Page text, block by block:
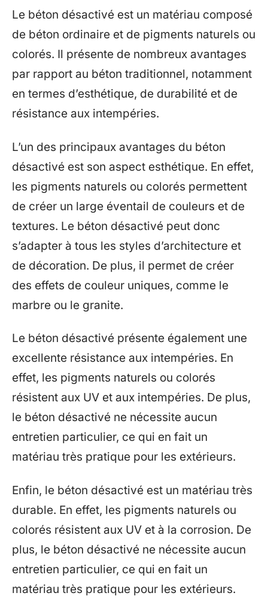
Le béton désactivé est un matériau composé
de béton ordinaire et de pigments naturels ou
colorés. Il présente de nombreux avantages
par rapport au béton traditionnel, notamment
en termes d’esthétique, de durabilité et de
résistance aux intempéries.
L’un des principaux avantages du béton
désactivé est son aspect esthétique. En effet,
les pigments naturels ou colorés permettent
de créer un large éventail de couleurs et de
textures. Le béton désactivé peut donc
s’adapter à tous les styles d’architecture et
de décoration. De plus, il permet de créer
des effets de couleur uniques, comme le
marbre ou le granite.
Le béton désactivé présente également une
excellente résistance aux intempéries. En
effet, les pigments naturels ou colorés
résistent aux UV et aux intempéries. De plus,
le béton désactivé ne nécessite aucun
entretien particulier, ce qui en fait un
matériau très pratique pour les extérieurs.
Enfin, le béton désactivé est un matériau très
durable. En effet, les pigments naturels ou
colorés résistent aux UV et à la corrosion. De
plus, le béton désactivé ne nécessite aucun
entretien particulier, ce qui en fait un
matériau très pratique pour les extérieurs.